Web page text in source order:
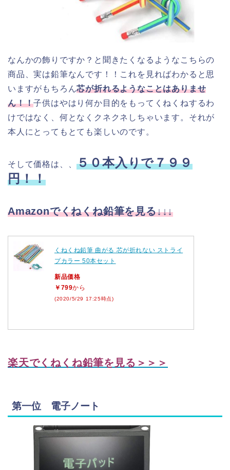
なんかの飾りですか？と聞きたくなるようなこちらの
商品、実は鉛筆なんです！！これを見ればわかると思
いますがもちろん芯が折れるようなことはありませ
ん！！子供はやはり何か目的をもってくねくねするわ
けではなく、何となくクネクネしちゃいます。それが
本人にとってもとても楽しいのです。
そして価格は、、５０本入りで７９９
円！！
Amazonでくねくね鉛筆を見る↓↓↓
くねくね鉛筆 曲がる 芯が折れない ストライ
プカラー 50本セット
新品価格
￥799から
(2020/5/29 17:25時点)
楽天でくねくね鉛筆を見る＞＞＞
第一位 電子ノート